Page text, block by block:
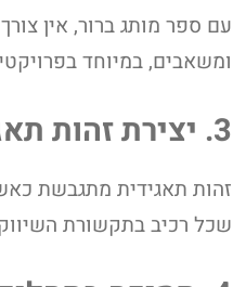
עם ספר מותג ברור, אין
ומשאבים, במיוחד
3. יצירת זהות תאגידית חזקה
זהות תאגידית מתגבשת
שכל רכיב בתקשורת